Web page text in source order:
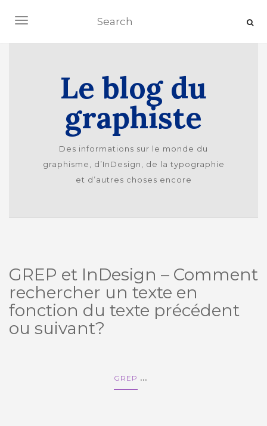
Ouvrir/fermer la navigation
Le blog du
graphiste
Des informations sur le monde du
graphisme, d’InDesign, de la typographie
et d’autres choses encore
GREP et InDesign – Comment
rechercher un texte en
fonction du texte précédent
ou suivant?
GREP ...